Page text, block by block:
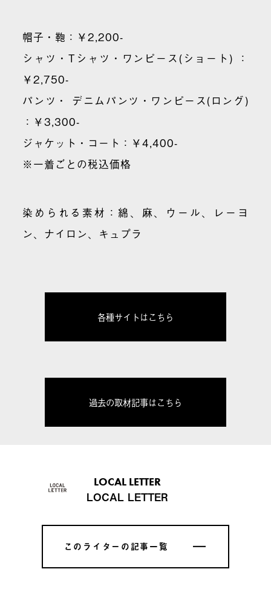
帽子・鞄：￥2,200-
シャツ・Tシャツ・ワンピース(ショート) ：
￥2,750-
パンツ・ デニムパンツ・ワンピース(ロング)
：￥3,300-
ジャケット・コート：￥4,400-
※一着ごとの税込価格
染められる素材：綿、麻、ウール、レーヨ
ン、ナイロン、キュプラ
各種サイトはこちら
過去の取材記事はこちら
LOCAL LETTER
LOCAL LETTER
このライターの記事一覧
このライターの記事一覧